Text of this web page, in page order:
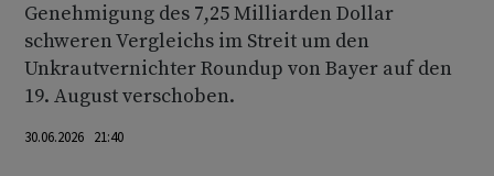
⁠Genehmigung des 7,25 Milliarden Dollar
schweren Vergleichs ⁠im Streit um den
Unkrautvernichter Roundup von Bayer ‌auf den
19. August ‌verschoben.
30.06.2026 21:40